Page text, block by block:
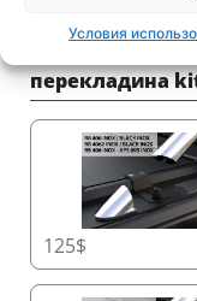
Условия
Удобный
Упростите
разработанной
обеспечивает
Roll+, гарантируя
бесперебойную
Точные
работы
перекладина
125$